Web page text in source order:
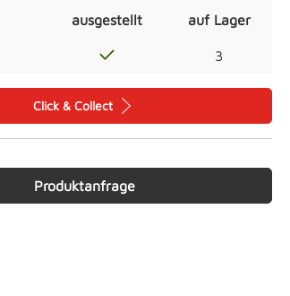
ausgestellt auf Lager
3
Click & Collect
Produktanfrage